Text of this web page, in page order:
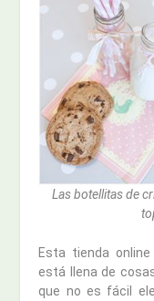
Las botellitas de
Esta tienda
está llena de
que no es fácil